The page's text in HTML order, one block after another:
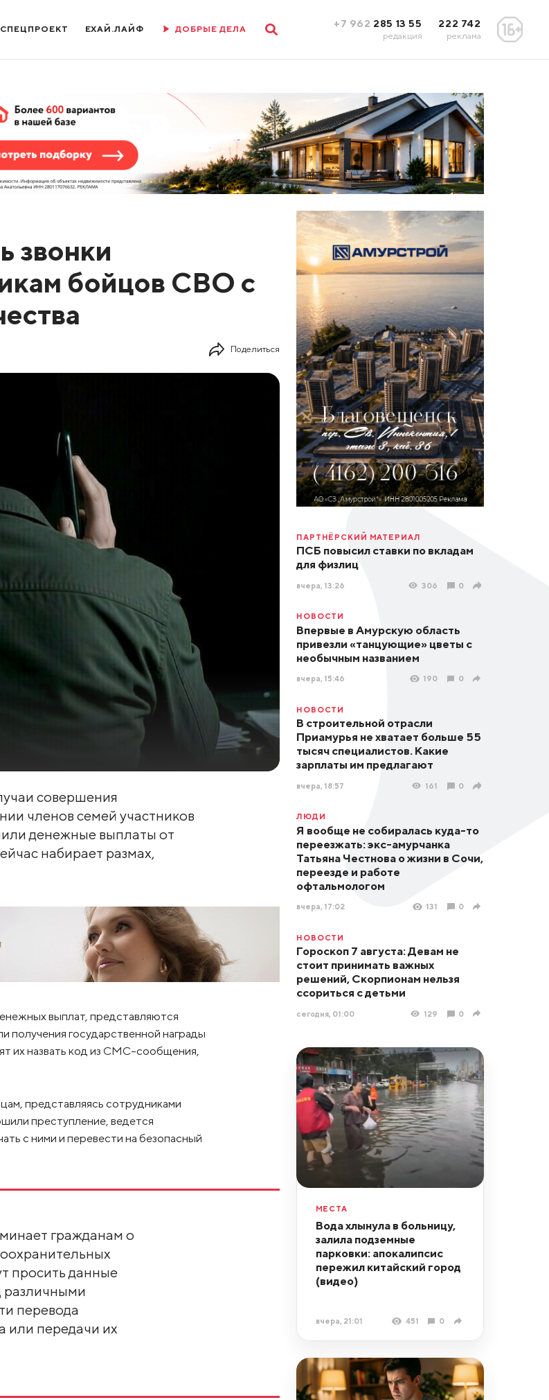
СПЕЦПРОЕКТ ЕХАЙ.ЛАЙФ ДОБРЫЕ ДЕЛА +7 962 285 13 55
редакция
222 742
реклама
звонки
бойцов СВО с
Поделиться
совершения
членов семей участников
денежные выплаты от
набирает размах,
выплат, представляются
получения государственной награды
их назвать код из СМС-сообщения,
представляясь сотрудниками
преступление, ведется
с ними и перевести на безопасный
гражданам о
просить данные
различными
перевода
или передачи их
ПАРТНЁРСКИЙ МАТЕРИАЛ
ПСБ повысил ставки по вкладам
для физлиц
вчера, 13:26 306 0
НОВОСТИ
Впервые в Амурскую область
привезли «танцующие» цветы с
необычным названием
вчера, 15:46 190 0
НОВОСТИ
В строительной отрасли
Приамурья не хватает больше 55
тысяч специалистов. Какие
зарплаты им предлагают
вчера, 18:57 161 0
ЛЮДИ
Я вообще не собиралась куда-то
переезжать: экс-амурчанка
Татьяна Честнова о жизни в Сочи,
переезде и работе
офтальмологом
вчера, 17:02 131 0
НОВОСТИ
Гороскоп 7 августа: Девам не
стоит принимать важных
решений, Скорпионам нельзя
ссориться с детьми
сегодня, 01:00 129 0
МЕСТА
Вода хлынула в больницу,
залила подземные
парковки: апокалипсис
пережил китайский город
(видео)
вчера, 21:01 451 0